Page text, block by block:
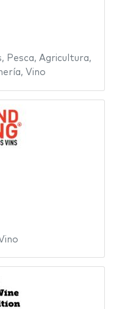
, Pesca, Agricultura,
, Vino